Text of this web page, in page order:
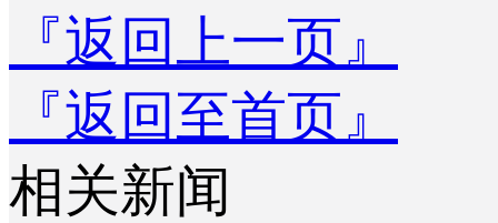
『返回上一页』
『返回至首页』
相关新闻